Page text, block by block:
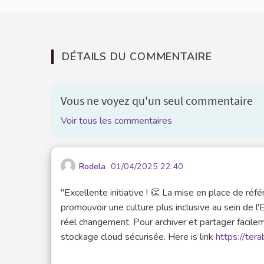
DÉTAILS DU COMMENTAIRE
Vous ne voyez qu'un seul commentaire
Voir tous les commentaires
Rodela 01/04/2025 22:40
"Excellente initiative ! 👏 La mise en place de
promouvoir une culture plus inclusive au sein de
réel changement. Pour archiver et partager
stockage cloud sécurisée. Here is link https://